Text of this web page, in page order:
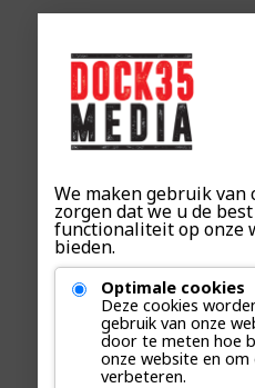
persberichten
We maken gebruik van
zorgen dat we u de
functionaliteit op onze
bieden.
Optimale cookies
Deze cookies
gebruik van onze
door te meten hoe
onze website en
verbeteren.